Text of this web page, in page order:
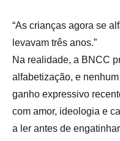
“As crianças agora se
levavam três anos.”
Na realidade, a BNCC
alfabetização, e
ganho expressivo
com amor, ideologia e
a ler antes de